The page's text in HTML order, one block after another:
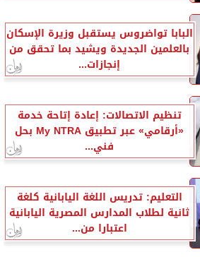
البابا تواضروس يستقبل وزيرة الإسكان
بالعلمين الجديدة ويشيد بما تحقق من
إنجازات...
تنظيم الاتصالات: إعادة إتاحة خدمة
«أرقامي» عبر تطبيق My NTRA بحل
فني...
التعليم: تدريس اللغة اليابانية كلغة
ثانية لطلاب المدارس المصرية اليابانية
اعتبارا من...